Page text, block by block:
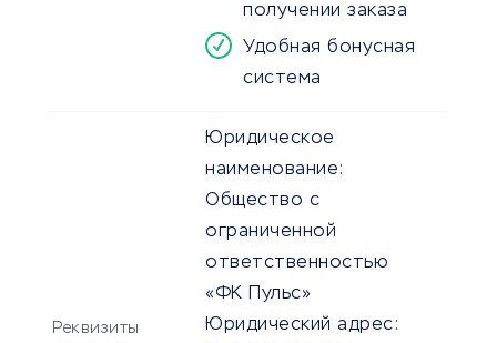
получении заказа
Удобная бонусная
система
Реквизиты
Юридическое
наименование:
Общество с
ограниченной
ответственностью
«ФК Пульс»
Юридический адрес: